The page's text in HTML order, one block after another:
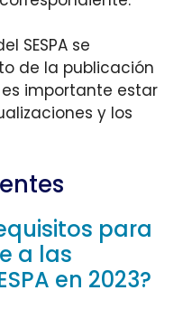
SESPA se
de la publicación
importante estar
y los
para
a las
en 2023?